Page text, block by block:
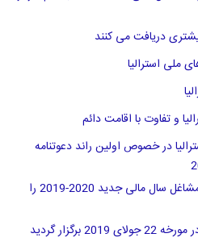
دریافت می کنند
ملی استرالیا
و تفاوت با اقامت دائم
در خصوص اولین راند دعوتنامه
اداره مهاجرت استرالیا ظرفیت مشاغل سال مالی جدید 2020-2019 را